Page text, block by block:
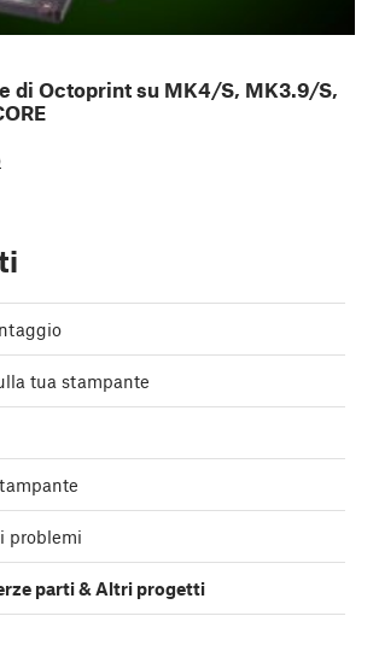
di Octoprint su MK4/S, MK3.9/S,
tua stampante
problemi
parti & Altri progetti